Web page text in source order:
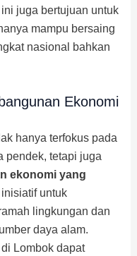
juga bertujuan untuk
mampu bersaing
nasional bahkan
Ekonomi
hanya terfokus pada
pendek, tetapi juga
ekonomi yang
untuk
lingkungan dan
daya alam.
Lombok dapat